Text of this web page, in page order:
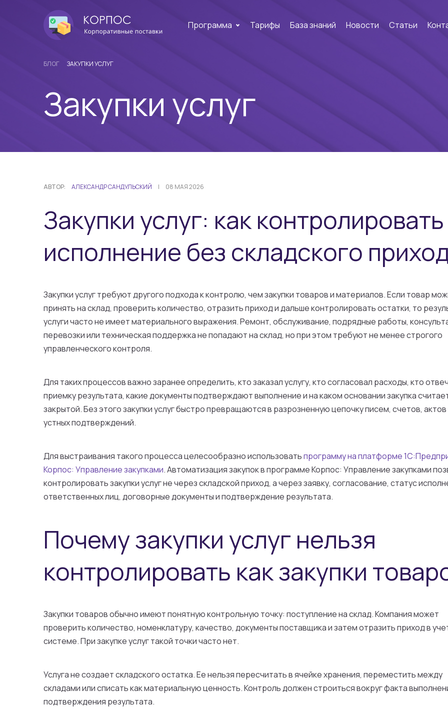
Программа Тарифы База знаний Новости Статьи
БЛОГ ЗАКУПКИ УСЛУГ
Закупки услуг
АВТОР: АЛЕКСАНДР САНДУЛЬСКИЙ | 08 МАЯ 2026
Закупки услуг: как контролировать
исполнение без складского
Закупки услуг требуют другого подхода к контролю, чем закупки товаров и материалов. Если товар
принять на склад, проверить количество, отразить приход и дальше контролировать остатки, то
услуги часто не имеет материального выражения. Ремонт, обслуживание, подрядные работы,
перевозки или техническая поддержка не попадают на склад, но при этом требуют не менее строгого
управленческого контроля.
Для таких процессов важно заранее определить, кто заказал услугу, кто согласовал расходы, кто
приемку результата, какие документы подтверждают выполнение и на каком основании закупка
закрытой. Без этого закупки услуг быстро превращаются в разрозненную цепочку писем, счетов, актов
устных подтверждений.
Для выстраивания такого процесса целесообразно использоватьпрограмму на платформе
Корпос: Управление закупками. Автоматизация закупок в программе Корпос: Управление закупками
контролировать закупки услуг не через складской приход, а через заявку, согласование, статус
ответственных лиц, договорные документы и подтверждение результата.
Почему закупки услуг нельзя
контролировать как закупки
Закупки товаров обычно имеют понятную контрольную точку: поступление на склад. Компания может
проверить количество, номенклатуру, качество, документы поставщика и затем отразить приход в
системе. При закупке услуг такой точки часто нет.
Услуга не создает складского остатка. Ее нельзя пересчитать в ячейке хранения, переместить между
складами или списать как материальную ценность. Контроль должен строиться вокруг факта
подтверждения результата.